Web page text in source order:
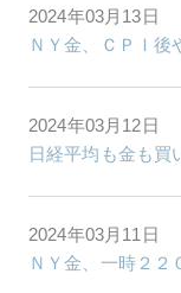
2024年03月13日
ＮＹ金、ＣＰＩ後
2024年03月12日
日経平均も金も買
2024年03月11日
ＮＹ金、一時２２